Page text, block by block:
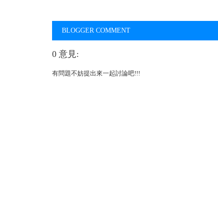
BLOGGER COMMENT
0 意見:
有問題不妨提出來一起討論吧!!!